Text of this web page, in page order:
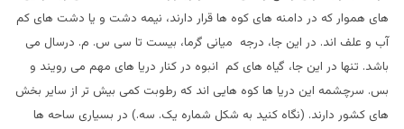
های هموار که در دامنه های کوه ها قرار دارند، نیمه دشت و یا دشت های کم
آب و علف اند. در این جا، درجه میانی گرما، بیست تا سی س. م. درسال می
باشد. تنها در این جا، گیاه های کم انبوه در کنار دریا های مهم می رویند و
بس. سرچشمه این دریا ها کوه هایی اند که رطوبت کمی بیش تر از سایر بخش
های کشور دارند. (نگاه کنید به شکل شماره یک. سه.) در بسیاری ساحه ها